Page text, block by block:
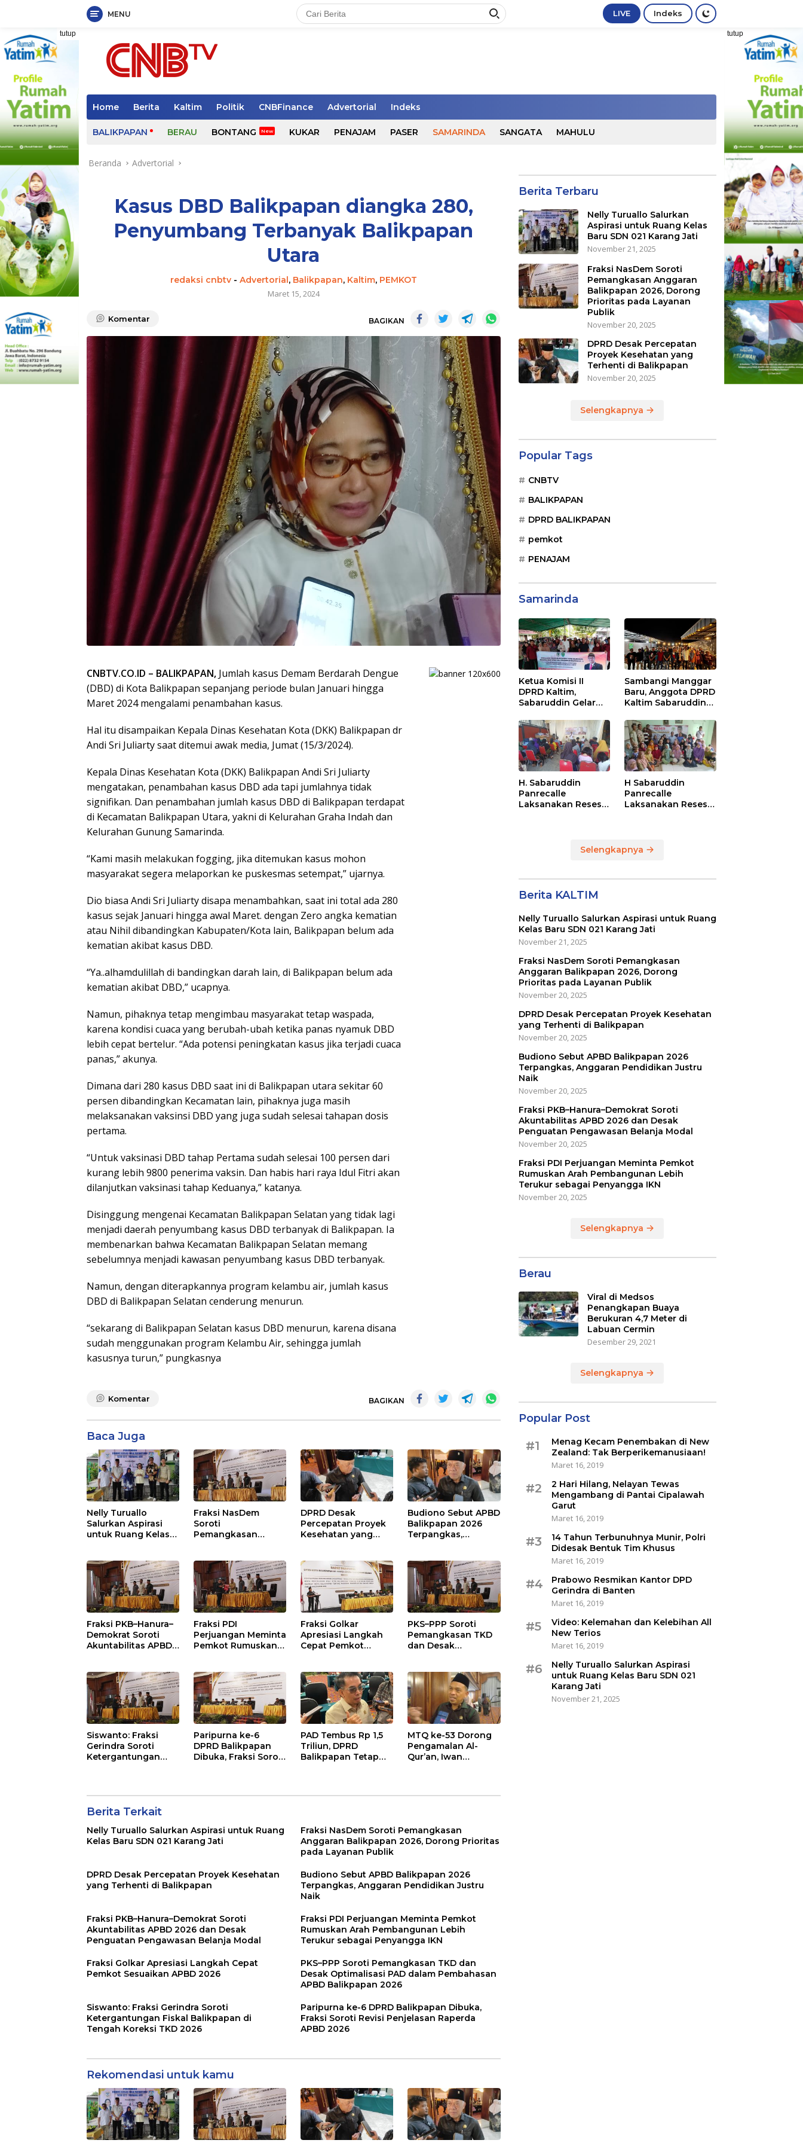
Langsung
ke
konten
MENU LIVE Indeks
tutup tutup
Home Berita Kaltim Politik CNBFinance Advertorial Indeks
BALIKPAPAN BERAU BONTANG KUKAR PENAJAM PASER SAMARINDA SANGATA MAHULU
Beranda Advertorial
Kasus DBD Balikpapan diangka 280,
Penyumbang Terbanyak Balikpapan
Utara
redaksi cnbtv- Advertorial, Balikpapan, Kaltim, PEMKOT
Maret 15, 2024
Komentar BAGIKAN
CNBTV.CO.ID – BALIKPAPAN, Jumlah kasus Demam Berdarah Dengue
(DBD) di Kota Balikpapan sepanjang periode bulan Januari hingga
Maret 2024 mengalami penambahan kasus.
Hal itu disampaikan Kepala Dinas Kesehatan Kota (DKK) Balikpapan dr
Andi Sri Juliarty saat ditemui awak media, Jumat (15/3/2024).
Kepala Dinas Kesehatan Kota (DKK) Balikpapan Andi Sri Juliarty
mengatakan, penambahan kasus DBD ada tapi jumlahnya tidak
signifikan. Dan penambahan jumlah kasus DBD di Balikpapan terdapat
di Kecamatan Balikpapan Utara, yakni di Kelurahan Graha Indah dan
Kelurahan Gunung Samarinda.
“Kami masih melakukan fogging, jika ditemukan kasus mohon
masyarakat segera melaporkan ke puskesmas setempat,” ujarnya.
Dio biasa Andi Sri Juliarty disapa menambahkan, saat ini total ada 280
kasus sejak Januari hingga awal Maret. dengan Zero angka kematian
atau Nihil dibandingkan Kabupaten/Kota lain, Balikpapan belum ada
kematian akibat kasus DBD.
“Ya..alhamdulillah di bandingkan darah lain, di Balikpapan belum ada
kematian akibat DBD,” ucapnya.
Namun, pihaknya tetap mengimbau masyarakat tetap waspada,
karena kondisi cuaca yang berubah-ubah ketika panas nyamuk DBD
lebih cepat bertelur. “Ada potensi peningkatan kasus jika terjadi cuaca
panas,” akunya.
Dimana dari 280 kasus DBD saat ini di Balikpapan utara sekitar 60
persen dibandingkan Kecamatan lain, pihaknya juga masih
melaksanakan vaksinsi DBD yang juga sudah selesai tahapan dosis
pertama.
“Untuk vaksinasi DBD tahap Pertama sudah selesai 100 persen dari
kurang lebih 9800 penerima vaksin. Dan habis hari raya Idul Fitri akan
dilanjutkan vaksinasi tahap Keduanya,” katanya.
Disinggung mengenai Kecamatan Balikpapan Selatan yang tidak lagi
menjadi daerah penyumbang kasus DBD terbanyak di Balikpapan. Ia
membenarkan bahwa Kecamatan Balikpapan Selatan memang
sebelumnya menjadi kawasan penyumbang kasus DBD terbanyak.
Namun, dengan diterapkannya program kelambu air, jumlah kasus
DBD di Balikpapan Selatan cenderung menurun.
“sekarang di Balikpapan Selatan kasus DBD menurun, karena disana
sudah menggunakan program Kelambu Air, sehingga jumlah
kasusnya turun,” pungkasnya
Komentar BAGIKAN
Baca Juga
Nelly Turuallo
Salurkan Aspirasi
untuk Ruang Kelas
Fraksi NasDem
Soroti
Pemangkasan
Dorong Prioritas
pada Layanan
Publik
DPRD Desak
Percepatan Proyek
Kesehatan yang
Budiono Sebut APBD
Balikpapan 2026
Terpangkas,
Naik
Fraksi PKB–Hanura–
Demokrat Soroti
Akuntabilitas APBD
Pengawasan
Belanja Modal
Fraksi PDI
Perjuangan Meminta
Pemkot Rumuskan
sebagai Penyangga
IKN
Fraksi Golkar
Apresiasi Langkah
Cepat Pemkot
PKS–PPP Soroti
Pemangkasan TKD
dan Desak
APBD Balikpapan
2026
Siswanto: Fraksi
Gerindra Soroti
Ketergantungan
Paripurna ke-6
DPRD Balikpapan
Dibuka, Fraksi Soroti
PAD Tembus Rp 1,5
Triliun, DPRD
Balikpapan Tetap
MTQ ke-53 Dorong
Pengamalan Al-
Qur’an, Iwan
Berita Terkait
Nelly Turuallo Salurkan Aspirasi untuk Ruang
Kelas Baru SDN 021 Karang Jati
Fraksi NasDem Soroti Pemangkasan
Anggaran Balikpapan 2026, Dorong Prioritas
pada Layanan Publik
DPRD Desak Percepatan Proyek Kesehatan
yang Terhenti di Balikpapan
Budiono Sebut APBD Balikpapan 2026
Terpangkas, Anggaran Pendidikan Justru
Naik
Fraksi PKB–Hanura–Demokrat Soroti
Akuntabilitas APBD 2026 dan Desak
Penguatan Pengawasan Belanja Modal
Fraksi PDI Perjuangan Meminta Pemkot
Rumuskan Arah Pembangunan Lebih
Terukur sebagai Penyangga IKN
Fraksi Golkar Apresiasi Langkah Cepat
Pemkot Sesuaikan APBD 2026
PKS–PPP Soroti Pemangkasan TKD dan
Desak Optimalisasi PAD dalam Pembahasan
APBD Balikpapan 2026
Siswanto: Fraksi Gerindra Soroti
Ketergantungan Fiskal Balikpapan di
Tengah Koreksi TKD 2026
Paripurna ke-6 DPRD Balikpapan Dibuka,
Fraksi Soroti Revisi Penjelasan Raperda
APBD 2026
Rekomendasi untuk kamu
Berita Terbaru
Nelly Turuallo Salurkan
Aspirasi untuk Ruang Kelas
Baru SDN 021 Karang Jati
November 21, 2025
Fraksi NasDem Soroti
Pemangkasan Anggaran
Balikpapan 2026, Dorong
Prioritas pada Layanan
Publik
November 20, 2025
DPRD Desak Percepatan
Proyek Kesehatan yang
Terhenti di Balikpapan
November 20, 2025
Selengkapnya
Popular Tags
CNBTV
BALIKPAPAN
DPRD BALIKPAPAN
pemkot
PENAJAM
Samarinda
Ketua Komisi II
DPRD Kaltim,
Sabaruddin Gelar
Pajak dan Retribusi
Daerah di
Sepinggan Raya
Balikpapan
Sambangi Manggar
Baru, Anggota DPRD
Kaltim Sabaruddin
Kepemudaan di
Balikpapan
H. Sabaruddin
Panrecalle
Laksanakan Reses
H Sabaruddin
Panrecalle
Laksanakan Reses
Selengkapnya
Berita KALTIM
Nelly Turuallo Salurkan Aspirasi untuk Ruang
Kelas Baru SDN 021 Karang Jati
November 21, 2025
Fraksi NasDem Soroti Pemangkasan
Anggaran Balikpapan 2026, Dorong
Prioritas pada Layanan Publik
November 20, 2025
DPRD Desak Percepatan Proyek Kesehatan
yang Terhenti di Balikpapan
November 20, 2025
Budiono Sebut APBD Balikpapan 2026
Terpangkas, Anggaran Pendidikan Justru
Naik
November 20, 2025
Fraksi PKB–Hanura–Demokrat Soroti
Akuntabilitas APBD 2026 dan Desak
Penguatan Pengawasan Belanja Modal
November 20, 2025
Fraksi PDI Perjuangan Meminta Pemkot
Rumuskan Arah Pembangunan Lebih
Terukur sebagai Penyangga IKN
November 20, 2025
Selengkapnya
Berau
Viral di Medsos
Penangkapan Buaya
Berukuran 4,7 Meter di
Labuan Cermin
Desember 29, 2021
Selengkapnya
Popular Post
#1
Menag Kecam Penembakan di New
Zealand: Tak Berperikemanusiaan!
Maret 16, 2019
#2
2 Hari Hilang, Nelayan Tewas
Mengambang di Pantai Cipalawah
Garut
Maret 16, 2019
#3
14 Tahun Terbunuhnya Munir, Polri
Didesak Bentuk Tim Khusus
Maret 16, 2019
#4
Prabowo Resmikan Kantor DPD
Gerindra di Banten
Maret 16, 2019
#5
Video: Kelemahan dan Kelebihan All
New Terios
Maret 16, 2019
#6
Nelly Turuallo Salurkan Aspirasi
untuk Ruang Kelas Baru SDN 021
Karang Jati
November 21, 2025